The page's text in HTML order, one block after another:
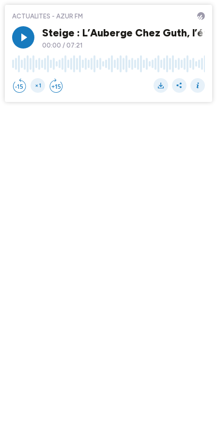
ACTUALITES - AZUR FM
Steige : L’Auberge Chez Guth,
00:00 / 07:21
×1